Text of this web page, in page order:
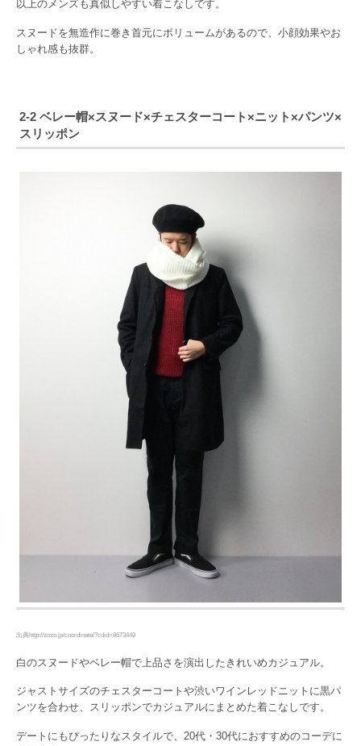
以上のメンズも真似しやすい着こなしです。
スヌードを無造作に巻き首元にボリュームがあるので、小顔効果やお
しゃれ感も抜群。
2-2 ベレー帽×スヌード×チェスターコート×ニット×パンツ×
スリッポン
出典http://zozo.jp/coordinate/?cdid=8673449
白のスヌードやベレー帽で上品さを演出したきれいめカジュアル。
ジャストサイズのチェスターコートや渋いワインレッドニットに黒パ
ンツを合わせ、スリッポンでカジュアルにまとめた着こなしです。
デートにもぴったりなスタイルで、20代・30代におすすめのコーデに